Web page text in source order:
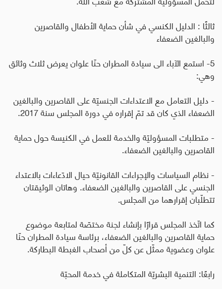
ثالثًا : الدليل الكنسي في شأن حماية الأطفال والقاصرين
والبالغين الضعفاء
5- استمع الآباء الى سيادة المطران حنّا علوان يعرض ثلاث وثائق
وهي:
- دليل التعامل مع الاعتداءات الجنسيّة على القاصرين والبالغين
الضعفاء الذي كان قد تمّ إقراره في دورة المجلس سنة 2017
.
- متطلبات المسؤوليّة والخدمة للعمل في الكنيسة حول حماية
القاصرين والبالغين الضعفاء.
- نظام السياسات والإجراءات القانونيّة حيال الادّعاءات بالاعتداء
الجنسي على القاصرين والبالغين الضعفاء. وهاتان الوثيقتان
تتطلّبان إقرارهما من المجلس.
كما اتّخذ المجلس قرارًا بإنشاء لجنة مختصّة لمتابعة موضوع
حماية القاصرين والبالغين الضعفاء، برئاسة سيادة المطران حنّا
علوان وعضوية ممثّل عن كلّ من أصحاب الغبطة البطاركة.
رابعًا: التنمية البشريّة المتكاملة في خدمة المحبّة